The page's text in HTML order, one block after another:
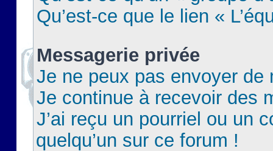
Qu’est-ce que le lien «
Messagerie privée
Je ne peux pas envoyer de
Je continue à recevoir des
J’ai reçu un pourriel ou un
quelqu’un sur ce forum !